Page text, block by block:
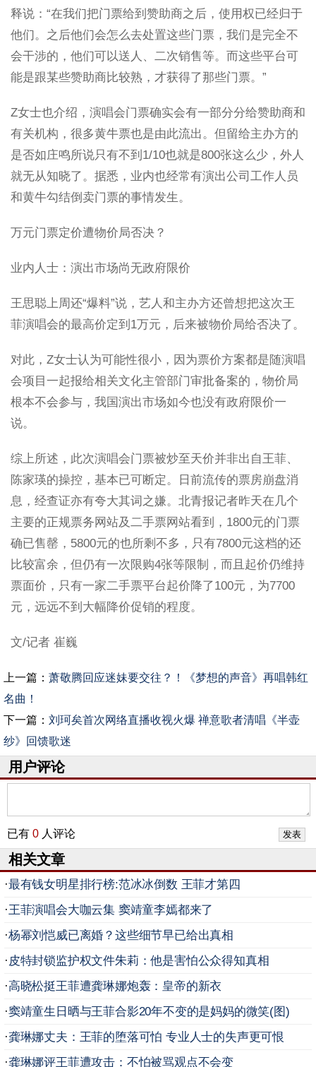
释说：“在我们把门票给到赞助商之后，使用权已经归于
他们。之后他们会怎么去处置这些门票，我们是完全不
会干涉的，他们可以送人、二次销售等。而这些平台可
能是跟某些赞助商比较熟，才获得了那些门票。”
Z女士也介绍，演唱会门票确实会有一部分分给赞助商和
有关机构，很多黄牛票也是由此流出。但留给主办方的
是否如庄鸣所说只有不到1/10也就是800张这么少，外人
就无从知晓了。据悉，业内也经常有演出公司工作人员
和黄牛勾结倒卖门票的事情发生。
万元门票定价遭物价局否决？
业内人士：演出市场尚无政府限价
王思聪上周还“爆料”说，艺人和主办方还曾想把这次王
菲演唱会的最高价定到1万元，后来被物价局给否决了。
对此，Z女士认为可能性很小，因为票价方案都是随演唱
会项目一起报给相关文化主管部门审批备案的，物价局
根本不会参与，我国演出市场如今也没有政府限价一
说。
综上所述，此次演唱会门票被炒至天价并非出自王菲、
陈家瑛的操控，基本已可断定。日前流传的票房崩盘消
息，经查证亦有夸大其词之嫌。北青报记者昨天在几个
主要的正规票务网站及二手票网站看到，1800元的门票
确已售罄，5800元的也所剩不多，只有7800元这档的还
比较富余，但仍有一次限购4张等限制，而且起价仍维持
票面价，只有一家二手票平台起价降了100元，为7700
元，远远不到大幅降价促销的程度。
文/记者 崔巍
上一篇： 萧敬腾回应迷妹要交往？！《梦想的声音》再唱韩红
名曲！
下一篇： 刘珂矣首次网络直播收视火爆 禅意歌者清唱《半壶
纱》回馈歌迷
用户评论
已有 0 人评论
相关文章
·最有钱女明星排行榜:范冰冰倒数 王菲才第四
·王菲演唱会大咖云集 窦靖童李嫣都来了
·杨幂刘恺威已离婚？这些细节早已给出真相
· 皮特封锁监护权文件朱莉：他是害怕公众得知真相
·高晓松挺王菲遭龚琳娜炮轰：皇帝的新衣
·窦靖童生日晒与王菲合影20年不变的是妈妈的微笑(图)
·龚琳娜丈夫：王菲的堕落可怕 专业人士的失声更可恨
·龚琳娜评王菲遭攻击：不怕被骂观点不会变